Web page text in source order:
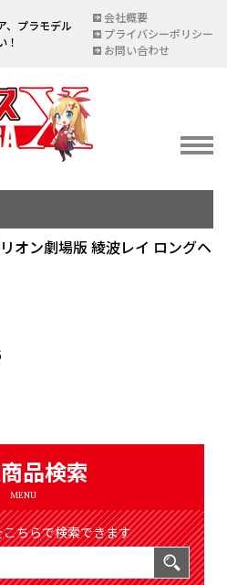
、プラモデル
！
会社概要
プライバシーポリシー
お問い合わせ
オン劇場版 綾波レイ ロングヘ
品検索
MENU
ちらで検索できます